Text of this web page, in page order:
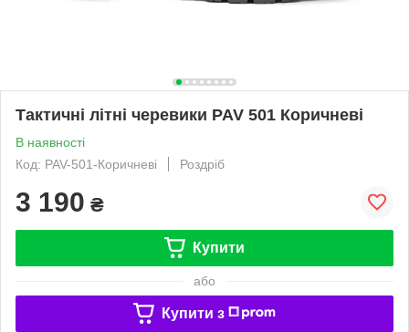
Тактичні літні черевики PAV 501 Коричневі
В наявності
Код: PAV-501-Коричневі
Роздріб
3 190 ₴
Купити
або
Купити з